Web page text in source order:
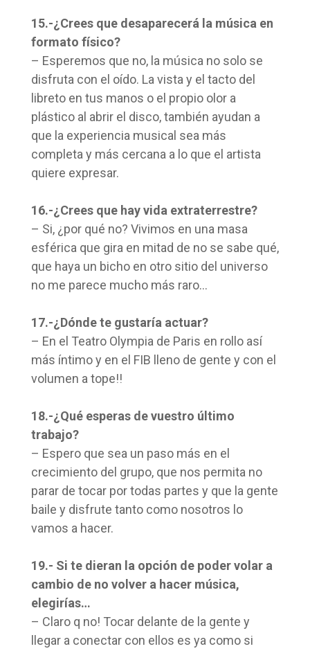
15.-¿Crees que desaparecerá la música en
formato físico?
– Esperemos que no, la música no solo se
disfruta con el oído. La vista y el tacto del
libreto en tus manos o el propio olor a
plástico al abrir el disco, también ayudan a
que la experiencia musical sea más
completa y más cercana a lo que el artista
quiere expresar.
16.-¿Crees que hay vida extraterrestre?
– Si, ¿por qué no? Vivimos en una masa
esférica que gira en mitad de no se sabe qué,
que haya un bicho en otro sitio del universo
no me parece mucho más raro…
17.-¿Dónde te gustaría actuar?
– En el Teatro Olympia de Paris en rollo así
más íntimo y en el FIB lleno de gente y con el
volumen a tope!!
18.-¿Qué esperas de vuestro último
trabajo?
– Espero que sea un paso más en el
crecimiento del grupo, que nos permita no
parar de tocar por todas partes y que la gente
baile y disfrute tanto como nosotros lo
vamos a hacer.
19.- Si te dieran la opción de poder volar a
cambio de no volver a hacer música,
elegirías…
– Claro q no! Tocar delante de la gente y
llegar a conectar con ellos es ya como si